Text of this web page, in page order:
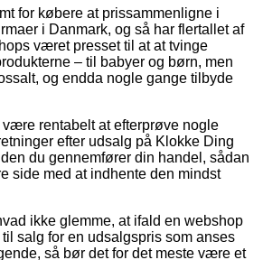
for købere at prissammenligne i
i Danmark, og så har flertallet af
været presset til at at tvinge
– til babyer og børn, men
og endda nogle gange tilbyde
være rentabelt at efterprøve nogle
efter udsalg på Klokke Ding
du gennemfører din handel, sådan
side med at indhente den mindst
ikke glemme, at ifald en webshop
salg for en udsalgspris som anses
så bør det for det meste være et